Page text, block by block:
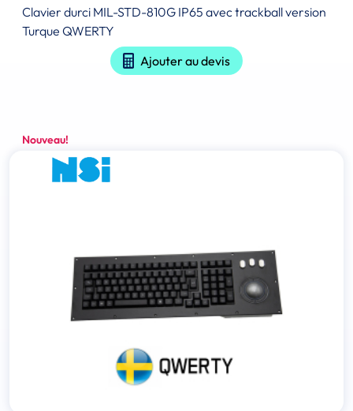
Clavier durci MIL-STD-810G IP65 avec trackball version
Turque QWERTY
Ajouter au devis
Nouveau!